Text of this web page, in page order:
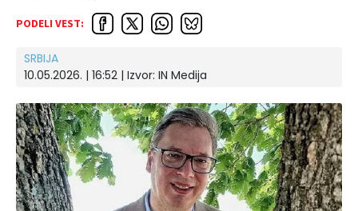
PODELI VEST:
SRBIJA
10.05.2026. | 16:52 | Izvor: IN Medija